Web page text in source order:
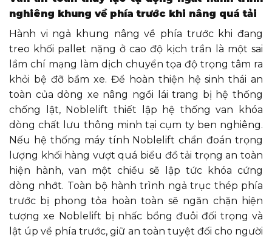
nghiêng khung về phía trước khi nâng quá tải
Hành vi ngả khung nâng về phía trước khi đang
treo khối pallet nặng ở cao độ kịch trần là một sai
lầm chí mạng làm dịch chuyển tọa độ trọng tâm ra
khỏi bệ đỡ bầm xe. Để hoàn thiện hệ sinh thái an
toàn của dòng xe nâng ngồi lái trang bị hệ thống
chống lật, Noblelift thiết lập hệ thống van khóa
dòng chất lưu thông minh tại cụm ty ben nghiêng.
Nếu hệ thống máy tính Noblelift chẩn đoán trọng
lượng khối hàng vượt quá biểu đồ tải trọng an toàn
hiện hành, van một chiều sẽ lập tức khóa cứng
dòng nhớt. Toàn bộ hành trình ngả trục thép phía
trước bị phong tỏa hoàn toàn sẽ ngăn chặn hiện
tượng xe Noblelift bị nhấc bổng đuôi đối trọng và
lật úp về phía trước, giữ an toàn tuyệt đối cho người